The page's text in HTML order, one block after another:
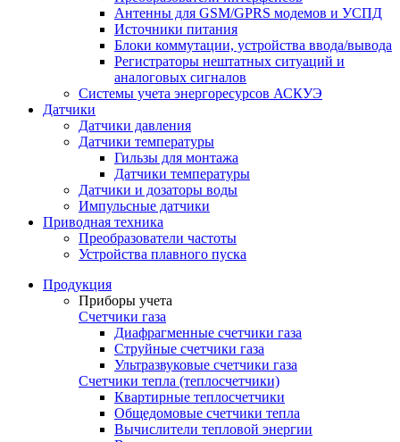
Антенны для GSM/GPRS модемов и УСПД
Источники питания
Блоки коммутации, устройства ввода/вывода
Регистраторы нештатных ситуаций и
аналоговых сигналов
Системы учета энергоресурсов АСКУЭ
Датчики
Датчики давления
Датчики температуры
Гильзы для монтажа
Датчики температуры
Датчики и дозаторы воды
Импульсные датчики
Приводная техника
Преобразователи частоты
Устройства плавного пуска
Продукция
Приборы учета
Счетчики газа
Диафрагменные счетчики газа
Струйные счетчики газа
Ультразвуковые счетчики газа
Счетчики тепла (теплосчетчики)
Квартирные теплосчетчики
Общедомовые счетчики тепла
Вычислители тепловой энергии